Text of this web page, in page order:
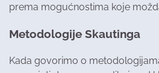
prema mogućnostima koje
Metodologije Skautinga
Kada govorimo o